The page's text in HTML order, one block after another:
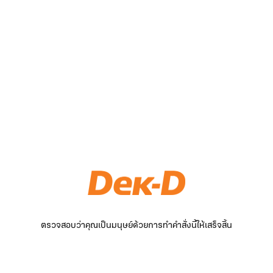
ตรวจสอบว่าคุณเป็นมนุษย์ด้วยการทำคำสั่งนี้ให้เสร็จสิ้น